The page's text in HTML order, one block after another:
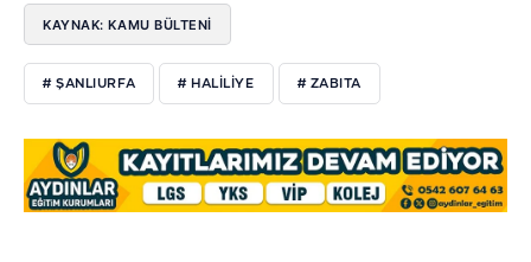
KAYNAK: KAMU BÜLTENİ
# ŞANLIURFA # HALILIYE # ZABITA